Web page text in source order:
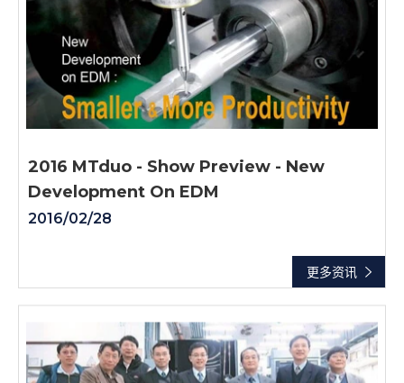
更多资讯
2016 MTduo - Show Preview - New
Development On EDM
2016/02/28